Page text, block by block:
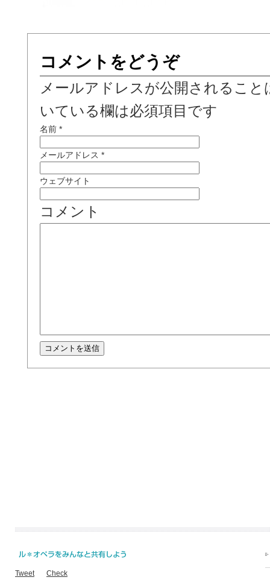
コメントをどうぞ
メールアドレスが公開されるこ
いている欄は必須項目です
名前 *
メールアドレス *
ウェブサイト
コメント
Tweet Check